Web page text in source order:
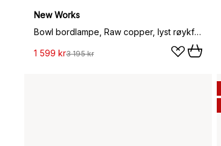
New Works
Bowl bordlampe, Raw copper, lyst røykfarget glass
1 599 kr3 195 kr